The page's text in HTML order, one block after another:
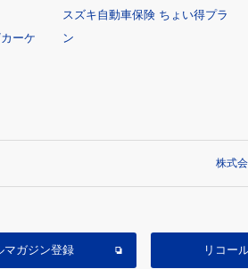
ーケ
スズキ自動車保険 ちょい得プラ
ン
株式
マガジン登録 リコー